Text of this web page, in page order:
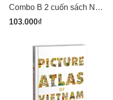
Combo B 2 cuốn sách Ngôi nhà yêu thương - Con yêu Ông + Con yêu Bà - Kim Đồng
103.000₫